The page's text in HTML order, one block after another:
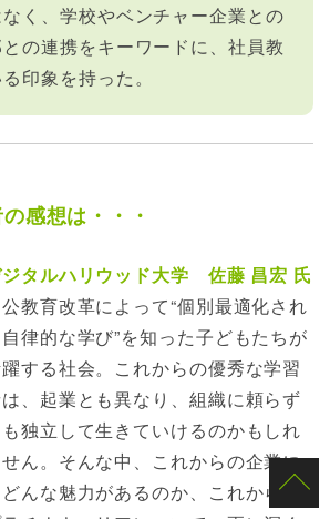
く、学校やベンチャー企業との
の連携をキーワードに、社員教
印象を持った。
感想は・・・
タルハリウッド大学 佐藤 昌宏 氏
公教育改革によって“個別最適化され
律的な学び”を知った子どもたちが
する社会。これからの優秀な学習
、起業とも異なり、組織に頼らず
独立して生きていけるのかもしれ
せん。そんな中、これからの企業に
んな魅力があるのか、これからの